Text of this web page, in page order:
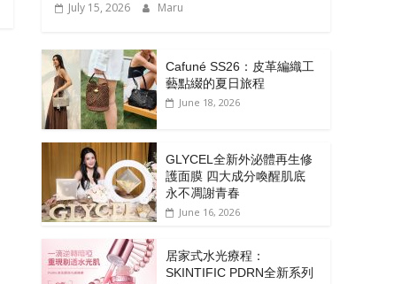
July 15, 2026 Maru
Cafuné SS26：皮革編織工
藝點綴的夏日旅程
June 18, 2026
GLYCEL全新外泌體再生修
護面膜 四大成分喚醒肌底
永不凋謝青春
June 16, 2026
居家式水光療程：
SKINTIFIC PDRN全新系列